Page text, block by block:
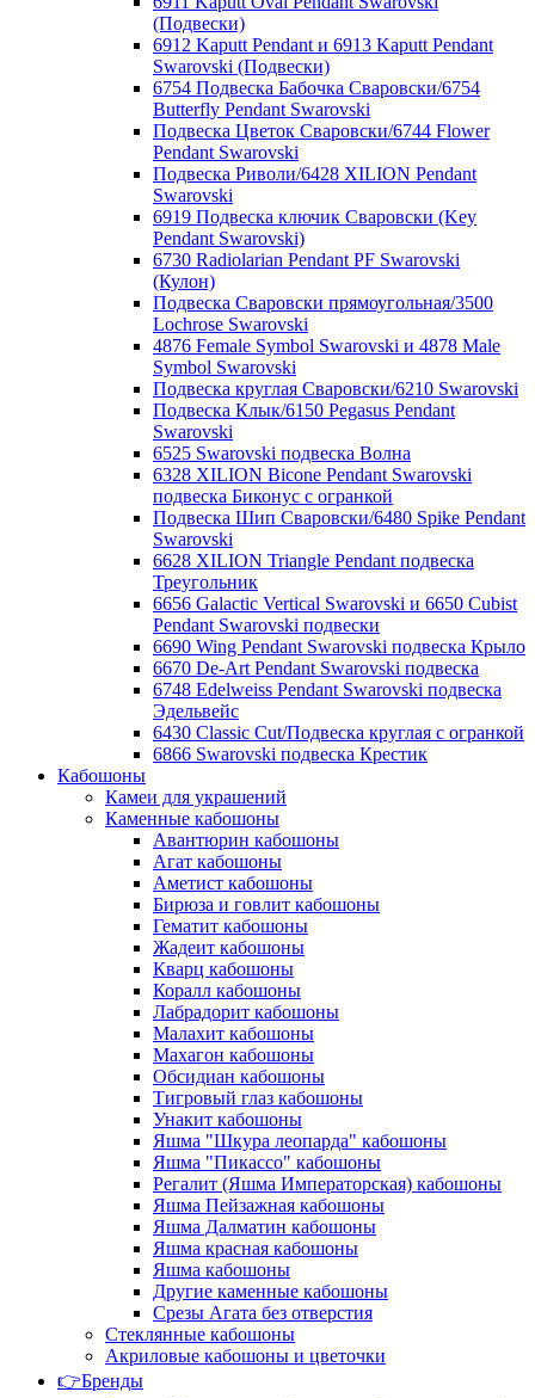
(Подвески)
6912 Kaputt Pendant и 6913 Kaputt Pendant
Swarovski (Подвески)
6754 Подвеска Бабочка Сваровски/6754
Butterfly Pendant Swarovski
Подвеска Цветок Сваровски/6744 Flower
Pendant Swarovski
Подвеска Риволи/6428 XILION Pendant
Swarovski
6919 Подвеска ключик Сваровски (Key
Pendant Swarovski)
6730 Radiolarian Pendant PF Swarovski
(Кулон)
Подвеска Сваровски прямоугольная/3500
Lochrose Swarovski
4876 Female Symbol Swarovski и 4878 Male
Symbol Swarovski
Подвеска круглая Сваровски/6210 Swarovski
Подвеска Клык/6150 Pegasus Pendant
Swarovski
6525 Swarovski подвеска Волна
6328 XILION Bicone Pendant Swarovski
подвеска Биконус c огранкой
Подвеска Шип Сваровски/6480 Spike Pendant
Swarovski
6628 XILION Triangle Pendant подвеска
Треугольник
6656 Galactic Vertical Swarovski и 6650 Cubist
Pendant Swarovski подвески
6690 Wing Pendant Swarovski подвеска Крыло
6670 De-Art Pendant Swarovski подвеска
6748 Edelweiss Pendant Swarovski подвеска
Эдельвейс
6430 Classic Cut/Подвеска круглая с огранкой
6866 Swarovski подвеска Крестик
Кабошоны
Камеи для украшений
Каменные кабошоны
Авантюрин кабошоны
Агат кабошоны
Аметист кабошоны
Бирюза и говлит кабошоны
Гематит кабошоны
Жадеит кабошоны
Кварц кабошоны
Коралл кабошоны
Лабрадорит кабошоны
Малахит кабошоны
Махагон кабошоны
Обсидиан кабошоны
Тигровый глаз кабошоны
Унакит кабошоны
Яшма "Шкура леопарда" кабошоны
Яшма "Пикассо" кабошоны
Регалит (Яшма Императорская) кабошоны
Яшма Пейзажная кабошоны
Яшма Далматин кабошоны
Яшма красная кабошоны
Яшма кабошоны
Другие каменные кабошоны
Срезы Агата без отверстия
Стеклянные кабошоны
Акриловые кабошоны и цветочки
👉Бренды